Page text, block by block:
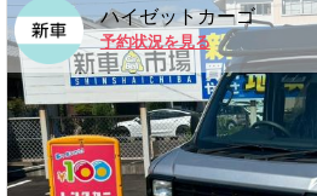
ハイゼットカーゴ
予約状況を見る